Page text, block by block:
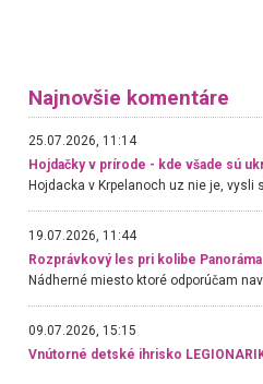
Najnovšie komentáre
25.07.2026, 11:14
Hojdačky v prírode - kde všade sú
19.07.2026, 11:44
Rozprávkový les pri kolibe Panoráma
09.07.2026, 15:15
Vnútorné detské ihrisko